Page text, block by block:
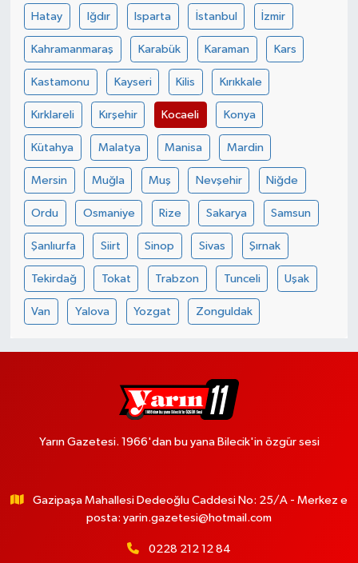
Hatay Iğdır Isparta İstanbul İzmir
Kahramanmaraş Karabük Karaman Kars
Kastamonu Kayseri Kilis Kırıkkale
Kırklareli Kırşehir Kocaeli Konya
Kütahya Malatya Manisa Mardin
Mersin Muğla Muş Nevşehir Niğde
Ordu Osmaniye Rize Sakarya Samsun
Şanlıurfa Siirt Sinop Sivas Şırnak
Tekirdağ Tokat Trabzon Tunceli Uşak
Van Yalova Yozgat Zonguldak
Yarın Gazetesi. 1966'dan bu yana Bilecik'in özgür sesi
Gazipaşa Mahallesi Dedeoğlu Caddesi No: 25/A - Merkez e
posta: yarin.gazetesi@hotmail.com
0228 212 12 84